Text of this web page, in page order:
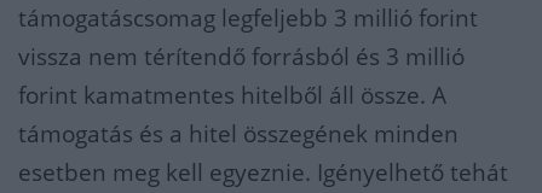
támogatáscsomag legfeljebb 3 millió forint
vissza nem térítendő forrásból és 3 millió
forint kamatmentes hitelből áll össze. A
támogatás és a hitel összegének minden
esetben meg kell egyeznie. Igényelhető tehát